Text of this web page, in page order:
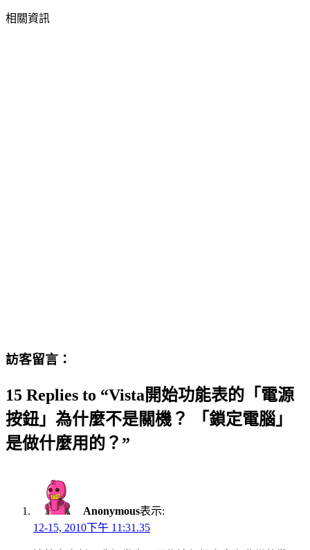
相關資訊
訪客留言：
15 Replies to “Vista開始功能表的「電源
按鈕」為什麼不是關機？ 「鎖定電腦」
是做什麼用的？”
Anonymous表示:
12-15, 2010下午 11:31.35